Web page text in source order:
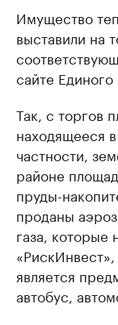
Имущество
выставили на
сайте
Так, с торгов
находящееся
частности,
районе
пруды-
проданы
газа, которые
является
автобус,